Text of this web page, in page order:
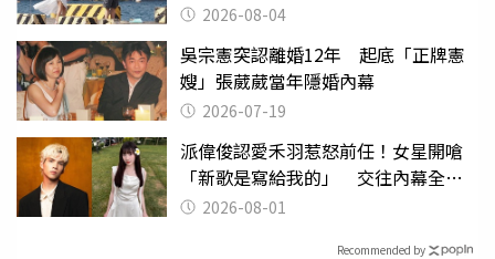
2026-08-04
吳宗憲突認離婚12年 起底「正牌憲
嫂」張葳葳當年隱婚內幕
2026-07-19
派偉俊認愛禾羽惹怒前任！女星開嗆
「新歌是寫給我的」 交往內幕全說
了 2026-08-01
Recommended by